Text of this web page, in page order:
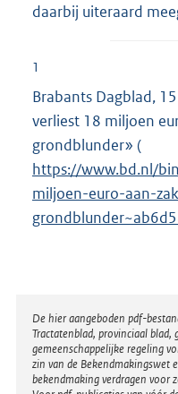
daarbij uiteraard
1
Brabants Dagblad,
verliest 18 miljoen
grondblunder» (
x
t
e
l
i
n
k
https://www.bd.nl/
miljoen-euro-aan-
Disclaimer
De hier aangeboden pdf-
Tractatenblad, provinciaal blad,
gemeenschappelijke regeling
zin van de Bekendmakingswet
bekendmaking verdragen voor